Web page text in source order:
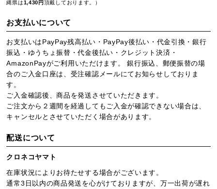
縄県は1,430円 頂戴しております。）
お支払いについて
お支払いはPayPay残高払い・PayPay後払い・代金引換・銀行
振込・ゆうちょ振替・代金後払い・クレジット決済・
AmazonPayがご利用いただけます。 銀行振込、郵便振替の場
合のご入金口座は、受注確認メールにてお知らせしておりま
す。
ご入金確認後、商品を発送させていただきます。
ご注文から２週間を経過してもご入金が確認できない場合は、
キャンセルとさせていただく場合があります。
配送について
クロネコヤマト
在庫状況によりお待たせする場合がございます。
通常3日以内の商品発送を心がけておりますが、万一出荷が遅れ